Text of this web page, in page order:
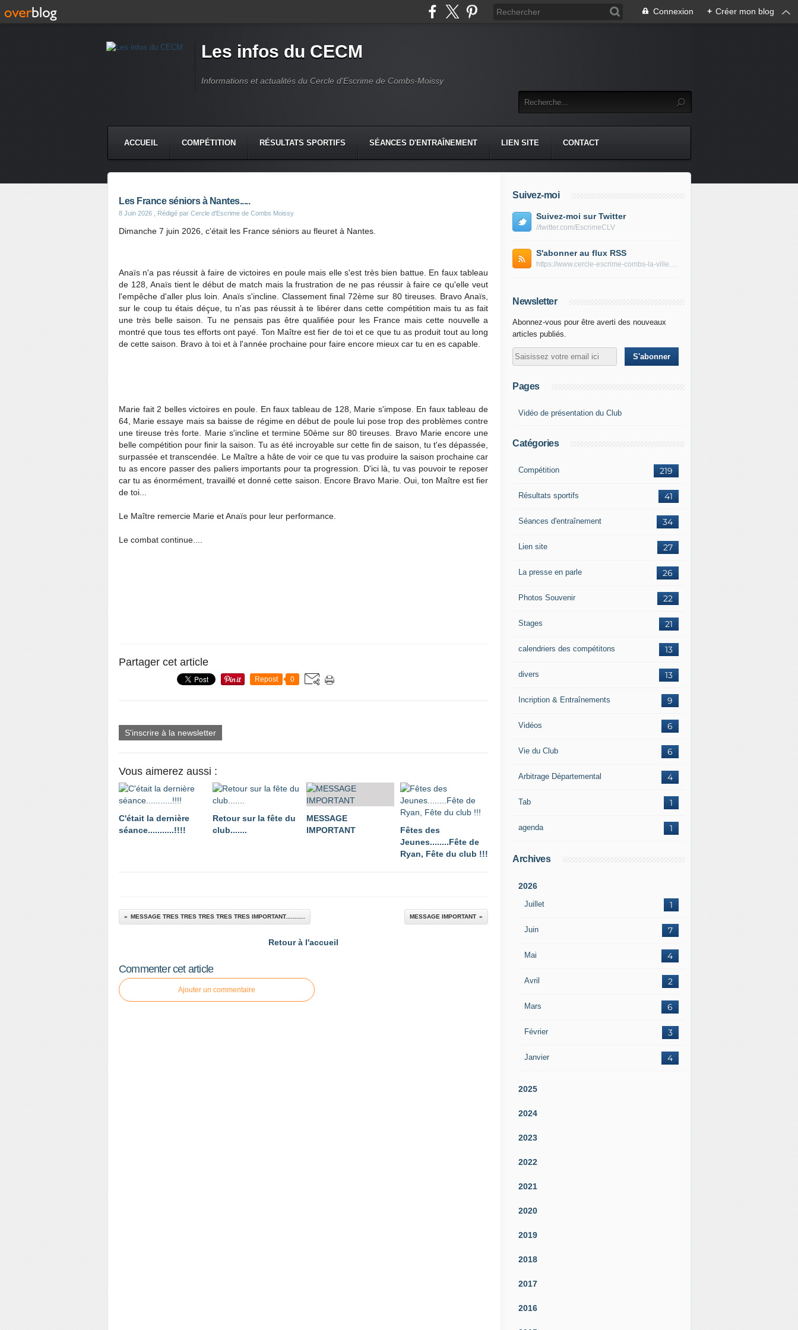
Connexion + Créer mon blog
Les infos du CECM
Informations et actualités du Cercle d'Escrime de Combs-Moissy
ACCUEIL COMPÉTITION RÉSULTATS SPORTIFS SÉANCES D'ENTRAÎNEMENT LIEN SITE CONTACT
Les France séniors à Nantes.....
8 Juin 2026 , Rédigé par Cercle d'Escrime de Combs Moissy
Dimanche 7 juin 2026, c'était les France séniors au fleuret à Nantes.
Anaïs n'a pas réussit à faire de victoires en poule mais elle s'est très bien battue. En faux tableau
de 128, Anaïs tient le début de match mais la frustration de ne pas réussir à faire ce qu'elle veut
l'empêche d'aller plus loin. Anaïs s'incline. Classement final 72ème sur 80 tireuses. Bravo Anaïs,
sur le coup tu étais déçue, tu n'as pas réussit à te libérer dans cette compétition mais tu as fait
une très belle saison. Tu ne pensais pas être qualifiée pour les France mais cette nouvelle a
montré que tous tes efforts ont payé. Ton Maître est fier de toi et ce que tu as produit tout au long
de cette saison. Bravo à toi et à l'année prochaine pour faire encore mieux car tu en es capable.
Marie fait 2 belles victoires en poule. En faux tableau de 128, Marie s'impose. En faux tableau de
64, Marie essaye mais sa baisse de régime en début de poule lui pose trop des problèmes contre
une tireuse très forte. Marie s'incline et termine 50ème sur 80 tireuses. Bravo Marie encore une
belle compétition pour finir la saison. Tu as été incroyable sur cette fin de saison, tu t'es dépassée,
surpassée et transcendée. Le Maître a hâte de voir ce que tu vas produire la saison prochaine car
tu as encore passer des paliers importants pour ta progression. D'ici là, tu vas pouvoir te reposer
car tu as énormément, travaillé et donné cette saison. Encore Bravo Marie. Oui, ton Maître est fier
de toi...
Le Maître remercie Marie et Anaïs pour leur performance.
Le combat continue....
Partager cet article
Repost 0
S'inscrire à la newsletter
Vous aimerez aussi :
C'était la dernière
séance...........!!!!
Retour sur la fête du
club.......
MESSAGE
IMPORTANT
Fêtes des
Jeunes........Fête de
Ryan, Fête du club !!!
MESSAGE TRES TRES TRES TRES TRES IMPORTANT........... MESSAGE IMPORTANT
Retour à l'accueil
Commenter cet article
Ajouter un commentaire
Suivez-moi
Suivez-moi sur Twitter
//twitter.com/EscrimeCLV
S'abonner au flux RSS
https://www.cercle-escrime-combs-la-ville.fr/rss
Newsletter
Abonnez-vous pour être averti des nouveaux
articles publiés.
Pages
Vidéo de présentation du Club
Catégories
219
Compétition
41
Résultats sportifs
34
Séances d'entraînement
27
Lien site
26
La presse en parle
22
Photos Souvenir
21
Stages
13
calendriers des compétitons
13
divers
9
Incription & Entraînements
6
Vidéos
6
Vie du Club
4
Arbitrage Départemental
1
Tab
1
agenda
Archives
2026
Juillet 1
Juin 7
Mai 4
Avril 2
Mars 6
Février 3
Janvier 4
2025
2024
2023
2022
2021
2020
2019
2018
2017
2016